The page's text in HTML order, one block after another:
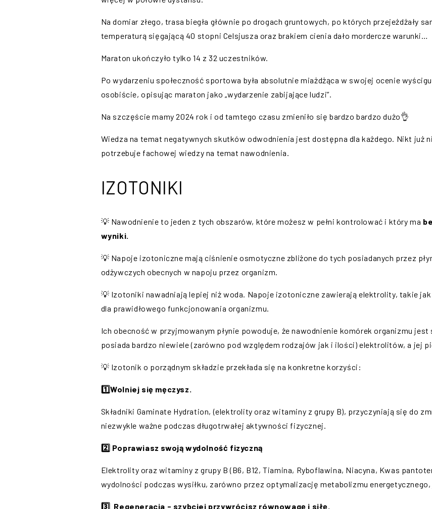
Na domiar złego, trasa biegła głównie po drogach gruntowych, po których przejeżdżały
temperaturą sięgającą 40 stopni Celsjusza oraz brakiem cienia dało mordercze warunki…
Maraton ukończyło tylko 14 z 32 uczestników.
Po wydarzeniu społeczność sportowa była absolutnie miażdżąca w swojej ocenie
osobiście, opisując maraton jako „wydarzenie zabijające ludzi”.
Na szczęście mamy 2024 rok i od tamtego czasu zmieniło się bardzo bardzo dużo👌
Wiedza na temat negatywnych skutków odwodnienia jest dostępna dla każdego. Nikt już
potrzebuje fachowej wiedzy na temat nawodnienia.
IZOTONIKI
💡 Nawodnienie to jeden z tych obszarów, które możesz w pełni kontrolować i który ma
wyniki.
💡 Napoje izotoniczne mają ciśnienie osmotyczne zbliżone do tych posiadanych przez
odżywczych obecnych w napoju przez organizm.
💡 Izotoniki nawadniają lepiej niż woda. Napoje izotoniczne zawierają elektrolity, takie
dla prawidłowego funkcjonowania organizmu.
Ich obecność w przyjmowanym płynie powoduje, że nawodnienie komórek organizmu
posiada bardzo niewiele (zarówno pod względem rodzajów jak i ilości) elektrolitów, a jej
💡 Izotonik o porządnym składzie przekłada się na konkretne korzyści:
1️⃣Wolniej się męczysz.
Składniki Gaminate Hydration, (elektrolity oraz witaminy z grupy B), przyczyniają się do
niezwykle ważne podczas długotrwałej aktywności fizycznej.
2️⃣ Poprawiasz swoją wydolność fizyczną
Elektrolity oraz witaminy z grupy B (B6, B12, Tiamina, Ryboflawina, Niacyna, Kwas
wydolności podczas wysiłku, zarówno przez optymalizację metabolizmu
3️⃣ Regeneracja - szybciej przywrócisz równowagę i siłę.